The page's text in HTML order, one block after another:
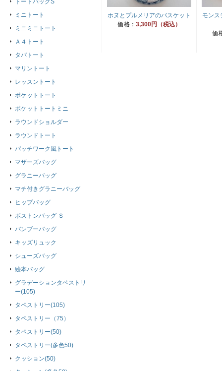
ホヌとプルメリアのバスケット
価格： 3,300円（税込）
モンス
価
トートバッグS
ミニトート
ミニミニトート
Ａ４トート
タパトート
マリントート
レッスントート
ポケットトート
ポケットトートミニ
ラウンドショルダー
ラウンドトート
パッチワーク風トート
マザーズバッグ
グラニーバッグ
マチ付きグラニーバッグ
ヒップバッグ
ボストンバッグ Ｓ
バンブーバッグ
キッズリュック
シューズバッグ
絵本バッグ
グラデーションタペストリ
ー(105)
タペストリー(105)
タペストリー（75）
タペストリー(50)
タペストリー(多色50)
クッション(50)